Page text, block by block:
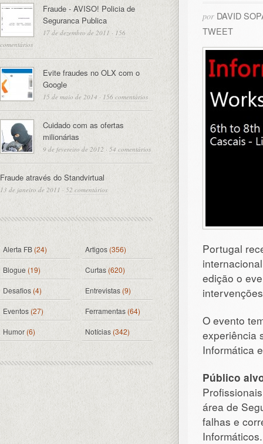
por DAVID
TWEET
Portugal
edição o
O evento
experiência
Informática
Público
área de
falhas e
Informáticos.
Fraude - AVISO! Policia de
Seguranca Publica
17 de dezembro de 2011 · 156
comentários
Evite fraudes no OLX com o
Google
15 de maio de 2014 · 156 comentários
Cuidado com as ofertas
milionárias
9 de fevereiro de 2012 · 54 comentários
Fraude através do Standvirtual
13 de janeiro de 2011 · 52 comentários
Alerta FB(24) Artigos (356)
Blogue (19) Curtas (620)
Desafios (4) Entrevistas (9)
Eventos(27) Ferramentas(64)
Humor (6) Notícias(342)